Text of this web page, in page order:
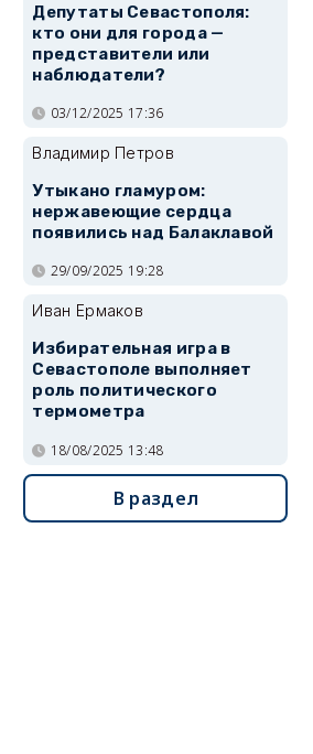
Депутаты Севастополя:
кто они для города —
представители или
наблюдатели?
03/12/2025 17:36
Владимир Петров
Утыкано гламуром:
нержавеющие сердца
появились над Балаклавой
29/09/2025 19:28
Иван Ермаков
Избирательная игра в
Севастополе выполняет
роль политического
термометра
18/08/2025 13:48
В раздел